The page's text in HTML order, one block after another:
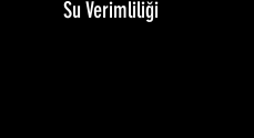
Su Verimliliği